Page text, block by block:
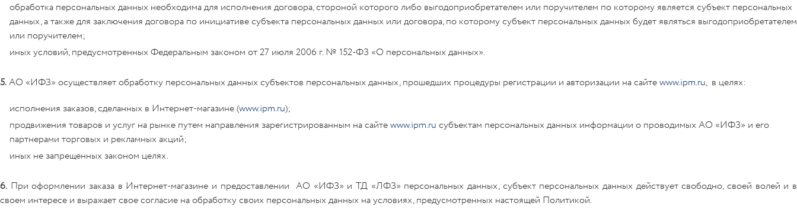
обработка персональных данных необходима для исполнения договора, стороной которого либо выгодоприобретателем или поручителем по которому является субъект персональных
данных, а также для заключения договора по инициативе субъекта персональных данных или договора, по которому субъект персональных данных будет являться выгодоприобретателем
или поручителем;
иных условий, предусмотренных Федеральным законом от 27 июля 2006 г. № 152-ФЗ «О персональных данных».
5.АО «ИФЗ» осуществляет обработку персональных данных субъектов персональных данных, прошедших процедуры регистрации и авторизации на сайтеwww.ipm.ru, в целях:
исполнения заказов, сделанных в Интернет-магазине (www.ipm.ru);
продвижения товаров и услуг на рынке путем направления зарегистрированным на сайтеwww.ipm.ru субъектам персональных данных информации о проводимых АО «ИФЗ» и его
партнерами торговых и рекламных акций;
иных не запрещенных законом целях.
6. При оформлении заказа в Интернет-магазине и предоставлении АО «ИФЗ» и ТД «ЛФЗ» персональных данных, субъект персональных данных действует свободно, своей волей и в
своем интересе и выражает свое согласие на обработку своих персональных данных на условиях, предусмотренных настоящей Политикой.